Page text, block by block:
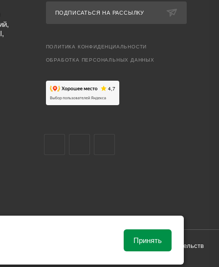
ПОДПИСАТЬСЯ НА РАССЫЛКУ
ПОЛИТИКА КОНФИДЕНЦИАЛЬНОСТИ
ОБРАБОТКА ПЕРСОНАЛЬНЫХ ДАННЫХ
от рыночной ситуации и не влекут за собой обязательств
Принять